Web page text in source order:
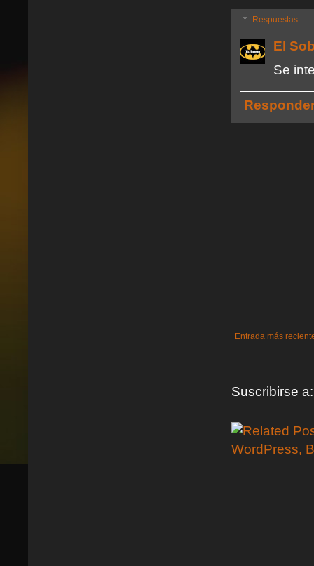
Respuestas
El
Se
Entrada más
Suscribirse